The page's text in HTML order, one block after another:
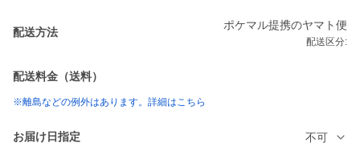
配送方法
ポケマル提携のヤマト便
配送区分:
配送料金（送料）
※離島などの例外はあります。詳細はこちら
お届け日指定 不可